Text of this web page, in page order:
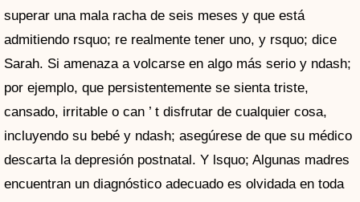
superar una mala racha de seis meses y que está
admitiendo rsquo; re realmente tener uno, y rsquo; dice
Sarah. Si amenaza a volcarse en algo más serio y ndash;
por ejemplo, que persistentemente se sienta triste,
cansado, irritable o can ’ t disfrutar de cualquier cosa,
incluyendo su bebé y ndash; asegúrese de que su médico
descarta la depresión postnatal. Y lsquo; Algunas madres
encuentran un diagnóstico adecuado es olvidada en toda